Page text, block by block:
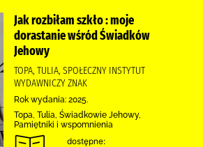
Jak rozbiłam szkło : moje
dorastanie wśród Świadków
Jehowy
TOPA, TULIA, SPOŁECZNY INSTYTUT
WYDAWNICZY ZNAK
Rok wydania: 2025.
Topa, Tulia, Świadkowie Jehowy,
Pamiętniki i wspomnienia
dostępne: